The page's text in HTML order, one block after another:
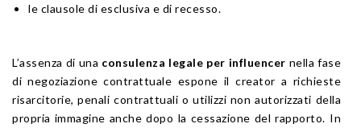
le clausole di esclusiva e di recesso.
L’assenza di una consulenza legale per influencer nella fase
di negoziazione contrattuale espone il creator a richieste
risarcitorie, penali contrattuali o utilizzi non autorizzati della
propria immagine anche dopo la cessazione del rapporto. In